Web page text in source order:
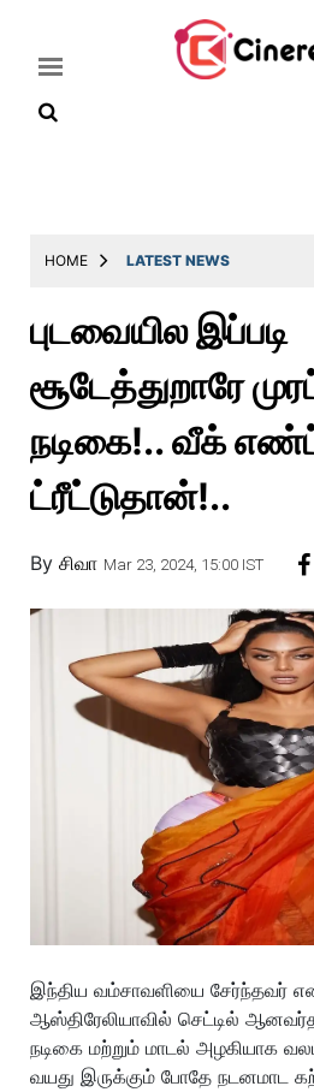
Latest
Throwback
Television
Photos
Story
HOME LATEST NEWS
புடவையில இப்படி
சூடேத்துறாரே
நடிகை!.. வீக்
ட்ரீட்டுதான்!..
By சிவா Mar 23, 2024, 15:00 IST
இந்திய வம்சாவளியை சேர்ந்தவர்
ஆஸ்திரேலியாவில் செட்டில்
நடிகை மற்றும் மாடல் அழகியாக
வயது இருக்கும் போதே நடனமாட